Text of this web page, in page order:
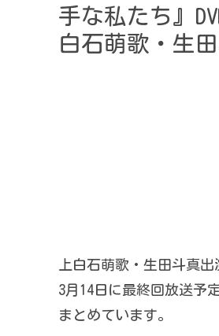
手な私たち』
白石萌歌・生
上白石萌歌・生田斗真
3月14日に最終回放送予
まとめています。